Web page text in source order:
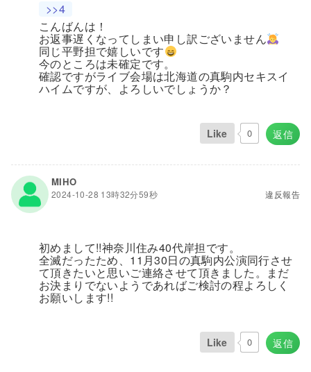
>>4
こんばんは！
お返事遅くなってしまい申し訳ございません
同じ平野担で嬉しいです
今のところは未確定です。
確認ですがライブ会場は北海道の真駒内セキスイ
ハイムですが、よろしいでしょうか？
返信
Like 0
MIHO
2024-10-28 13時32分59秒 違反報告
初めまして!!神奈川住み40代岸担です。
全滅だったため、11月30日の真駒内公演同行させ
て頂きたいと思いご連絡させて頂きました。まだ
お決まりでないようであればご検討の程よろしく
お願いします!!
返信
Like 0